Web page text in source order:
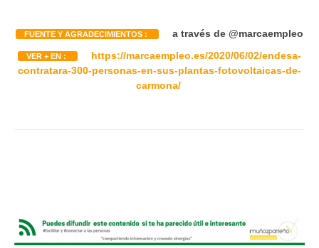
FUENTE Y AGRADECIMIENTOS : a través de@marcaempleo
VER + EN :
https://marcaempleo.es/2020/06/02/endesa-
contratara-300-personas-en-sus-plantas-fotovoltaicas-de-
carmona/